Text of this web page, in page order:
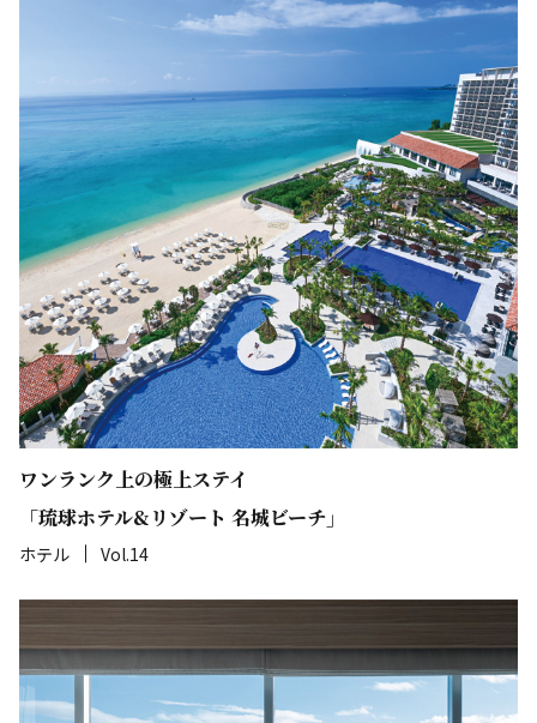
ワンランク上の極上ステイ
「琉球ホテル&リゾート 名城ビーチ」
ホテル Vol.14